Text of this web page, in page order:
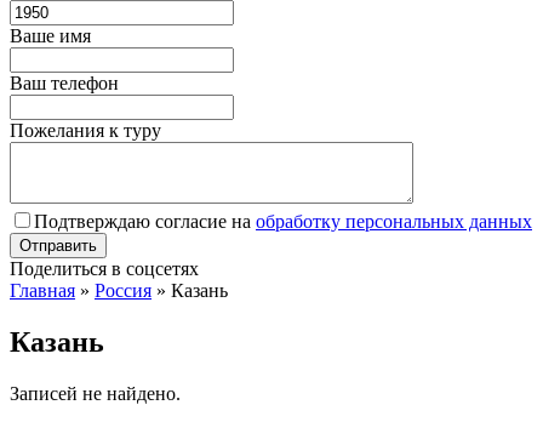
Ваше имя
Ваш телефон
Пожелания к туру
Подтверждаю согласие на обработку персональных данных
Поделиться в соцсетях
Главная » Россия » Казань
Казань
Записей не найдено.